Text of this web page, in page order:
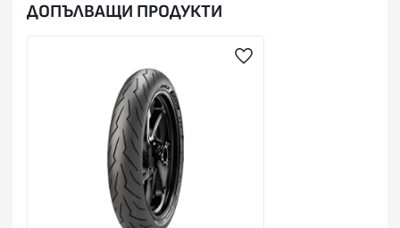
ДОПЪЛВАЩИ ПРОДУКТИ